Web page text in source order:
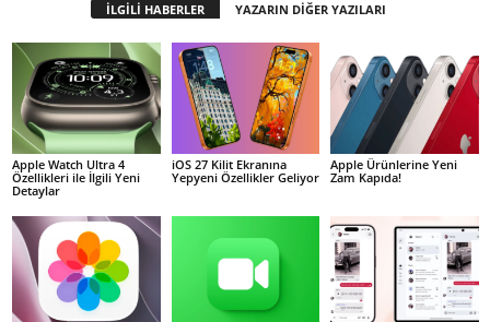
İLGİLİ HABERLER YAZARIN DİĞER YAZILARI
Apple Watch Ultra 4
Özellikleri ile İlgili Yeni
Detaylar
iOS 27 Kilit Ekranına
Yepyeni Özellikler Geliyor
Apple Ürünlerine Yeni
Zam Kapıda!